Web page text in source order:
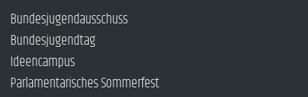
Bundesjugendausschuss
Bundesjugendtag
Ideencampus
Parlamentarisches Sommerfest